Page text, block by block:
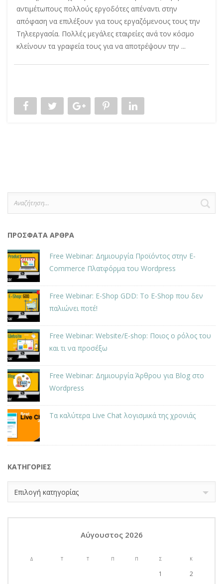
αντιμέτωπους πολλούς εργοδότες απέναντι στην
απόφαση να επιλέξουν για τους εργαζόμενους τους την
Τηλεεργασία. Πολλές μεγάλες εταιρείες ανά τον κόσμο
κλείνουν τα γραφεία τους για να αποτρέψουν την ...
Αναζήτηση
ΠΡΌΣΦΑΤΑ ΆΡΘΡΑ
Free Webinar: Δημιουργία Προϊόντος στην E-
Commerce Πλατφόρμα του Wordpress
Free Webinar: E-Shop GDD: Το E-Shop που δεν
παλιώνει ποτέ!
Free Webinar: Website/E-shop: Ποιος ο ρόλος του
και τι να προσέξω
Free Webinar: Δημιουργία Άρθρου για Blog στο
Wordpress
Τα καλύτερα Live Chat λογισμικά της χρονιάς
KΑΤΗΓΟΡΊΕΣ
Kατηγορίες
Επιλογή κατηγορίας
Αύγουστος 2026
Δ Τ Τ Π Π Σ Κ
1
2